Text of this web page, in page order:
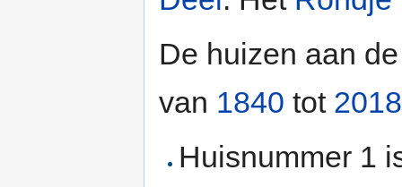
De huizen aan
van 1840 tot 2018
Huisnummer 1